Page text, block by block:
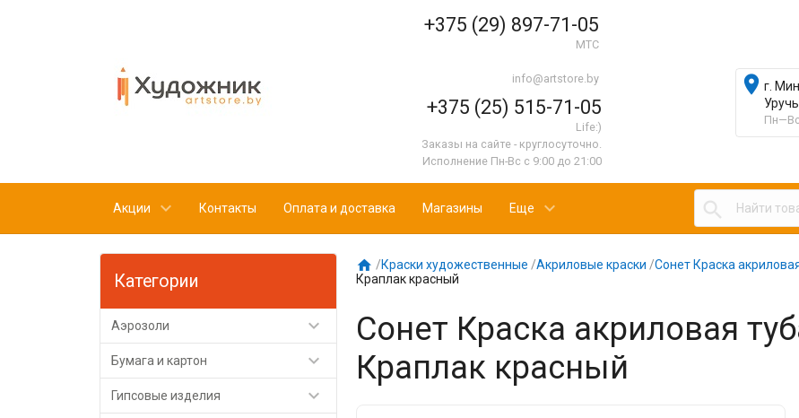
+375 (29) 897-71-05
МТС
info@artstore.by
+375 (25) 515-71-05
Life:)
Заказы на сайте - круглосуточно.
Исполнение Пн-Вс с 9:00 до 21:00
г.
Акции Контакты Оплата и доставка Магазины Еще 
Категории
Аэрозоли 
Бумага и картон 
Гипсовые изделия 
 /Краски художественные /Акриловые краски /Сонет Краска
Краплак красный
Сонет Краска акриловая
Краплак красный